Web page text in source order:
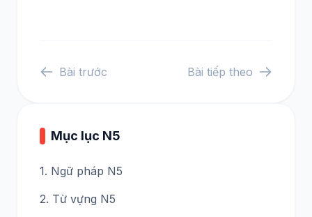
Bài trước Bài tiếp theo
Mục lục N5
1. Ngữ pháp N5
2. Từ vựng N5